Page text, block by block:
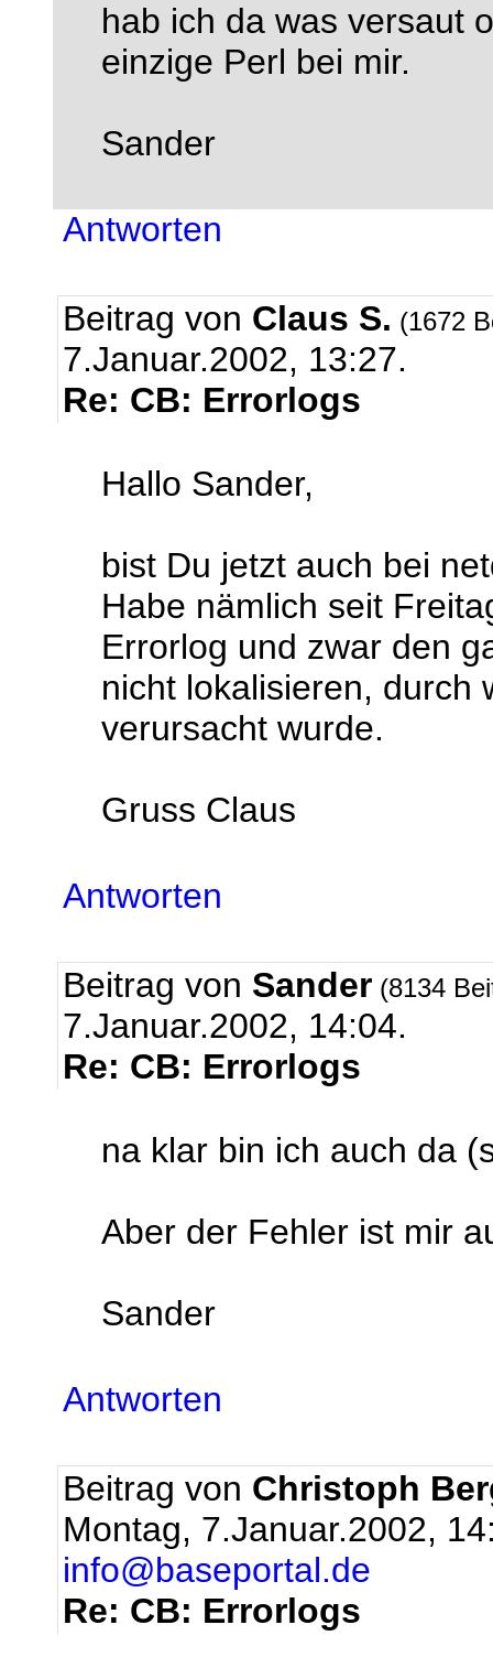
hab ich da was versaut
einzige Perl bei mir.
Sander
Antworten
Beitrag von Claus S. (1672
7.Januar.2002, 13:27.
Re: CB: Errorlogs
Hallo Sander,
bist Du jetzt auch bei
Habe nämlich seit
Errorlog und zwar den
nicht lokalisieren, durch
verursacht wurde.
Gruss Claus
Antworten
Beitrag von Sander (8134
7.Januar.2002, 14:04.
Re: CB: Errorlogs
na klar bin ich auch da
Aber der Fehler ist mir
Sander
Antworten
Beitrag von Christoph
Montag, 7.Januar.2002,
info@baseportal.de
Re: CB: Errorlogs